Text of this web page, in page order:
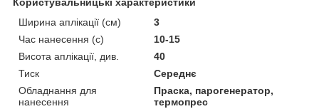
Ширина аплікації (см)
3
Час нанесення (с)
10-15
Висота аплікації, див.
40
Тиск
Середнє
Обладнання для
нанесення
Праска, парогенератор,
термопрес